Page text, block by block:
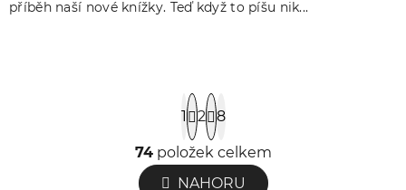
příběh naší nové knížky. Teď když to píšu nik...
O
v
S
t
r
á
1 2 8
74položek celkem
NAHORU